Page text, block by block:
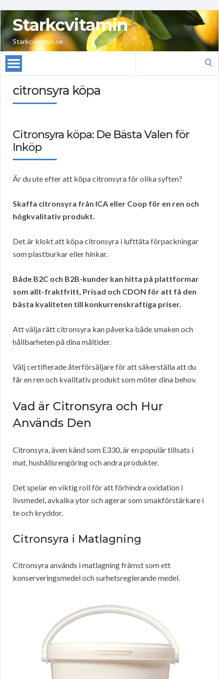
Starkcvitamin
Starkcvitamin.se
citronsyra köpa
Citronsyra köpa: De Bästa Valen för
Inköp
Är du ute efter att köpa citronsyra för olika syften?
Skaffa citronsyra från ICA eller Coop för en ren och
högkvalitativ produkt.
Det är klokt att köpa citronsyra i lufttäta förpackningar
som plastburkar eller hinkar.
Både B2C och B2B-kunder kan hitta på plattformar
som allt-fraktfritt, Prisad och CDON för att få den
bästa kvaliteten till konkurrenskraftiga priser.
Att välja rätt citronsyra kan påverka både smaken och
hållbarheten på dina måltider.
Välj certifierade återförsäljare för att säkerställa att du
får en ren och kvalitativ produkt som möter dina behov.
Vad är Citronsyra och Hur
Används Den
Citronsyra, även känd som E330, är en populär tillsats i
mat, hushållsrengöring och andra produkter.
Det spelar en viktig roll för att förhindra oxidation i
livsmedel, avkalka ytor och agerar som smakförstärkare i
te och kryddor.
Citronsyra i Matlagning
Citronsyra används i matlagning främst som ett
konserveringsmedel och surhetsreglerande medel.